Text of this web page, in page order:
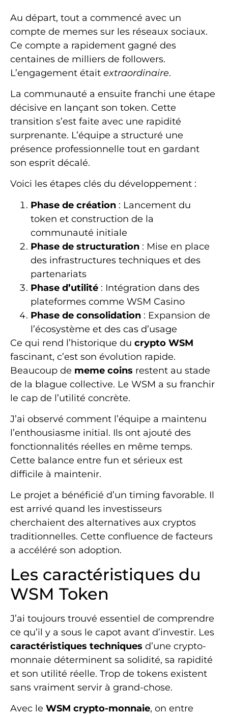
Au départ, tout a commencé avec un
compte de memes sur les réseaux sociaux.
Ce compte a rapidement gagné des
centaines de milliers de followers.
L’engagement était extraordinaire.
La communauté a ensuite franchi une étape
décisive en lançant son token. Cette
transition s’est faite avec une rapidité
surprenante. L’équipe a structuré une
présence professionnelle tout en gardant
son esprit décalé.
Voici les étapes clés du développement :
Phase de création : Lancement du
token et construction de la
communauté initiale
Phase de structuration : Mise en place
des infrastructures techniques et des
partenariats
Phase d’utilité : Intégration dans des
plateformes comme WSM Casino
Phase de consolidation : Expansion de
l’écosystème et des cas d’usage
Ce qui rend l’historique du crypto WSM
fascinant, c’est son évolution rapide.
Beaucoup de meme coins restent au stade
de la blague collective. Le WSM a su franchir
le cap de l’utilité concrète.
J’ai observé comment l’équipe a maintenu
l’enthousiasme initial. Ils ont ajouté des
fonctionnalités réelles en même temps.
Cette balance entre fun et sérieux est
difficile à maintenir.
Le projet a bénéficié d’un timing favorable. Il
est arrivé quand les investisseurs
cherchaient des alternatives aux cryptos
traditionnelles. Cette confluence de facteurs
a accéléré son adoption.
Les caractéristiques du
WSM Token
J’ai toujours trouvé essentiel de comprendre
ce qu’il y a sous le capot avant d’investir. Les
caractéristiques techniques d’une crypto-
monnaie déterminent sa solidité, sa rapidité
et son utilité réelle. Trop de tokens existent
sans vraiment servir à grand-chose.
Avec le WSM crypto-monnaie, on entre